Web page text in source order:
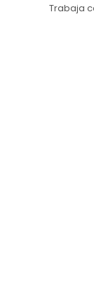
Trabaja